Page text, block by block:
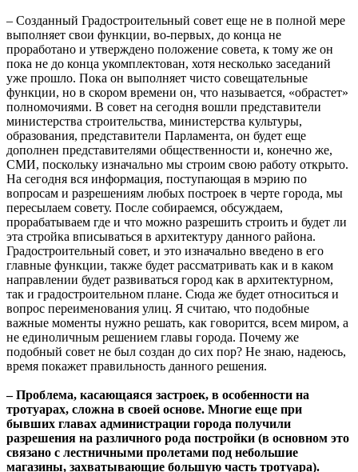
– Созданный Градостроительный совет еще не в полной мере
выполняет свои функции, во-первых, до конца не
проработано и утверждено положение совета, к тому же он
пока не до конца укомплектован, хотя несколько заседаний
уже прошло. Пока он выполняет чисто совещательные
функции, но в скором времени он, что называется, «обрастет»
полномочиями. В совет на сегодня вошли представители
министерства строительства, министерства культуры,
образования, представители Парламента, он будет еще
дополнен представителями общественности и, конечно же,
СМИ, поскольку изначально мы строим свою работу открыто.
На сегодня вся информация, поступающая в мэрию по
вопросам и разрешениям любых построек в черте города, мы
пересылаем совету. После собираемся, обсуждаем,
прорабатываем где и что можно разрешить строить и будет ли
эта стройка вписываться в архитектуру данного района.
Градостроительный совет, и это изначально введено в его
главные функции, также будет рассматривать как и в каком
направлении будет развиваться город как в архитектурном,
так и градостроительном плане. Сюда же будет относиться и
вопрос переименования улиц. Я считаю, что подобные
важные моменты нужно решать, как говорится, всем миром, а
не единоличным решением главы города. Почему же
подобный совет не был создан до сих пор? Не знаю, надеюсь,
время покажет правильность данного решения.
– Проблема, касающаяся застроек, в особенности на
тротуарах, сложна в своей основе. Многие еще при
бывших главах администрации города получили
разрешения на различного рода постройки (в основном это
связано с лестничными пролетами под небольшие
магазины, захватывающие большую часть тротуара).